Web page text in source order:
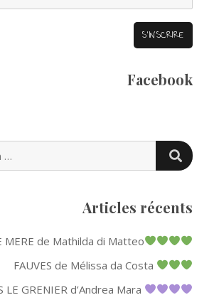
Facebook
Articles récents
MERE de Mathilda di Matteo
FAUVES de Mélissa da Costa
LE GRENIER d’Andrea Mara